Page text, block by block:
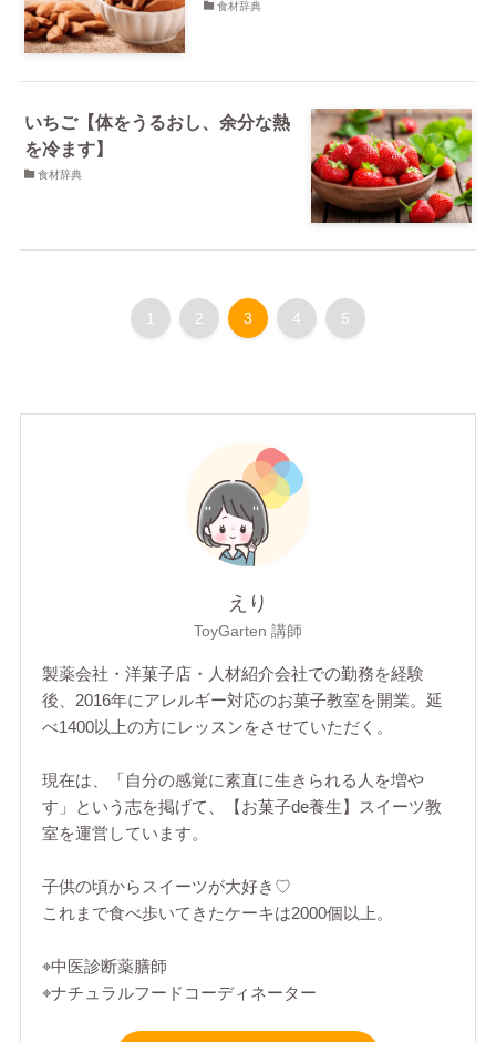
食材辞典
いちご【体をうるおし、余分な熱
を冷ます】
食材辞典
1 2 3 4 5
えり
ToyGarten 講師
製薬会社・洋菓子店・人材紹介会社での勤務を経験
後、2016年にアレルギー対応のお菓子教室を開業。延
べ1400以上の方にレッスンをさせていただく。
現在は、「自分の感覚に素直に生きられる人を増や
す」という志を掲げて、【お菓子de養生】スイーツ教
室を運営しています。
子供の頃からスイーツが大好き♡
これまで食べ歩いてきたケーキは2000個以上。
⌖中医診断薬膳師
⌖ナチュラルフードコーディネーター